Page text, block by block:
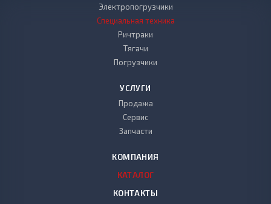
Электропогрузчики
Специальная техника
Ричтраки
Тягачи
Погрузчики
УСЛУГИ
Продажа
Сервис
Запчасти
КОМПАНИЯ
КАТАЛОГ
КОНТАКТЫ